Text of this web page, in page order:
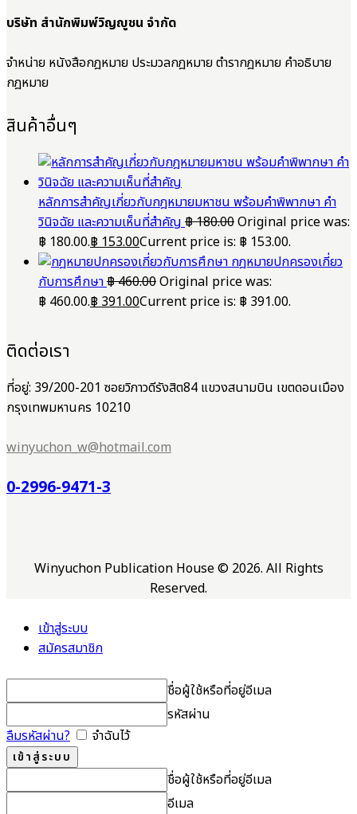
บริษัท สำนักพิมพ์วิญญูชน จำกัด
จำหน่าย หนังสือกฎหมาย ประมวลกฎหมาย ตำรากฎหมาย คำอธิบาย
กฎหมาย
สินค้าอื่นๆ
หลักการสำคัญเกี่ยวกับกฎหมายมหาชน พร้อมคำพิพากษา คำ
วินิจฉัย และความเห็นที่สำคัญ฿180.00Original price was:
฿ 180.00.฿153.00Current price is: ฿ 153.00.
กฎหมายปกครองเกี่ยว
กับการศึกษา฿460.00Original price was:
฿ 460.00.฿391.00Current price is: ฿ 391.00.
ติดต่อเรา
ที่อยู่: 39/200-201 ซอยวิภาวดีรังสิต84 แขวงสนามบิน เขตดอนเมือง
กรุงเทพมหานคร 10210
winyuchon_w@hotmail.com
0-2996-9471-3
Winyuchon Publication House © 2026. All Rights
Reserved.
เข้าสู่ระบบ
สมัครสมาชิก
ชื่อผู้ใช้หรือที่อยู่อีเมล
รหัสผ่าน
ลืมรหัสผ่าน?
จำฉันไว้
ชื่อผู้ใช้หรือที่อยู่อีเมล
อีเมล